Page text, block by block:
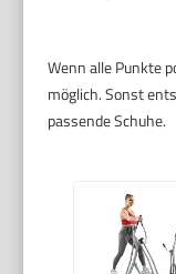
Wenn alle Punkte
möglich. Sonst
passende Schuhe.